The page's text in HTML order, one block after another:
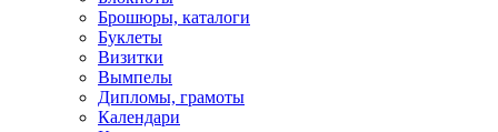
Брошюры, каталоги
Буклеты
Визитки
Вымпелы
Дипломы, грамоты
Календари